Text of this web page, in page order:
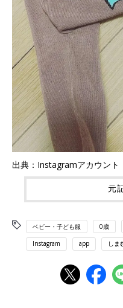
出典：Instagramアカウント
元
ベビー・子ども服 0歳
Instagram app しま